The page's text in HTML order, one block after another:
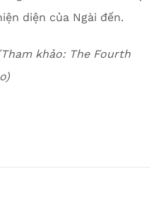
diện của Ngài đến.
khảo: The Fourth